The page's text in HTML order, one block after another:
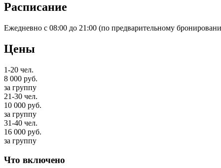
Расписание
Ежедневно с 08:00 до 21:00 (по предварительному
Цены
1-20 чел.
8 000 руб.
за группу
21-30 чел.
10 000 руб.
за группу
31-40 чел.
16 000 руб.
за группу
Что включено